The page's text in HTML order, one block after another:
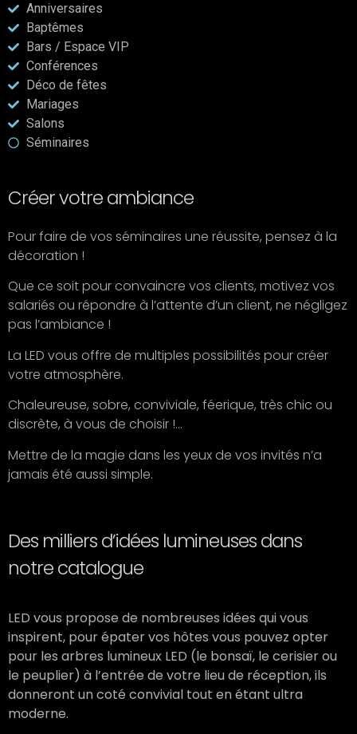
Anniversaires
Baptêmes
Bars / Espace VIP
Conférences
Déco de fêtes
Mariages
Salons
Séminaires
Créer votre ambiance
Pour faire de vos séminaires une réussite, pensez à la
décoration !
Que ce soit pour convaincre vos clients, motivez vos
salariés ou répondre à l’attente d’un client, ne négligez
pas l’ambiance !
La LED vous offre de multiples possibilités pour créer
votre atmosphère.
Chaleureuse, sobre, conviviale, féerique, très chic ou
discrète, à vous de choisir !…
Mettre de la magie dans les yeux de vos invités n’a
jamais été aussi simple.
Des milliers d’idées lumineuses dans
notre catalogue
LED vous propose de nombreuses idées qui vous
inspirent, pour épater vos hôtes vous pouvez opter
pour les arbres lumineux LED (le bonsaï, le cerisier ou
le peuplier) à l’entrée de votre lieu de réception, ils
donneront un coté convivial tout en étant ultra
moderne.